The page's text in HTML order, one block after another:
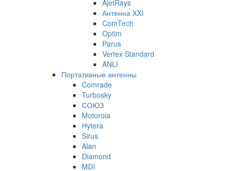
AjetRays
Антенна XXI
ComTech
Optim
Parus
Vertex Standard
ANLI
Портативные антенны
Comrade
Turbosky
СОЮЗ
Motorola
Hytera
Sirus
Alan
Diamond
MDI